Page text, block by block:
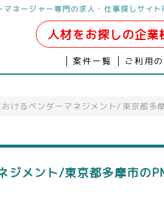
ネージャー専門の求人・仕事探しサイト
人材をお探しの企業
案件一覧 ご利用
けるベンダーマネジメント/東京都多
ジメント/東京都多摩市の